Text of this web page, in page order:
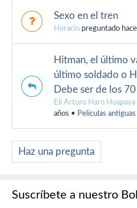
Sexo en el tren
Horacio preguntado
Hitman, el último
último soldado o
Debe ser de los
Elí Arturo Haro Huapaya
años • Películas antiguas
Haz una pregunta
Suscríbete a nuestro